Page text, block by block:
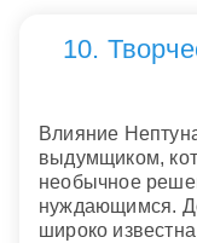
10.
Влияние
выдумщиком,
необычное
нуждающимся.
широко